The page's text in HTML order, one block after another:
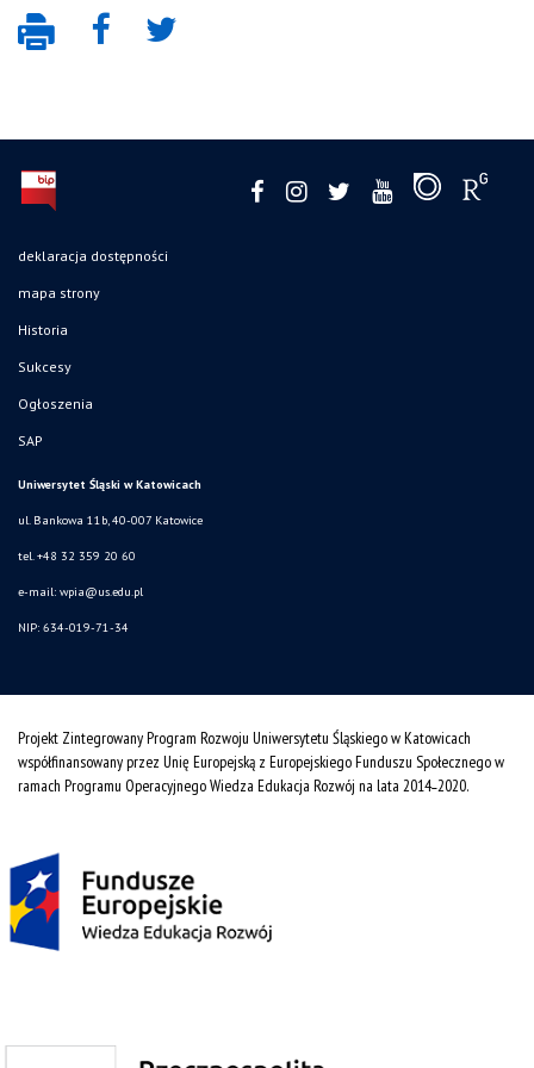
deklaracja dostępności
mapa strony
Historia
Sukcesy
Ogłoszenia
SAP
Uniwersytet Śląski w Katowicach
ul. Bankowa 11b, 40-007 Katowice
tel. +48 32 359 20 60
e-mail: wpia@us.edu.pl
NIP: 634-019-71-34
Projekt Zintegrowany Program Rozwoju Uniwersytetu Śląskiego w Katowicach
współfinansowany przez Unię Europejską z Europejskiego Funduszu Społecznego w
ramach Programu Operacyjnego Wiedza Edukacja Rozwój na lata 2014˗2020.